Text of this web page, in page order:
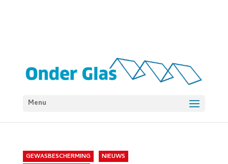
Menu
GEWASBESCHERMING
NIEUWS